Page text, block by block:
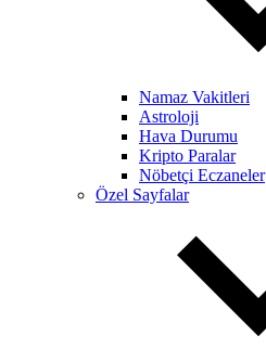
Namaz Vakitleri
Astroloji
Hava Durumu
Kripto Paralar
Nöbetçi Eczaneler
Özel Sayfalar